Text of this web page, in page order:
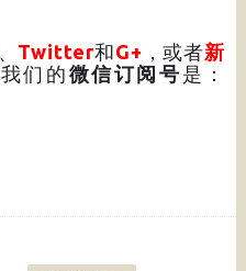
、 Twitter和G+ ，或者新
们的 微信订阅号 是：